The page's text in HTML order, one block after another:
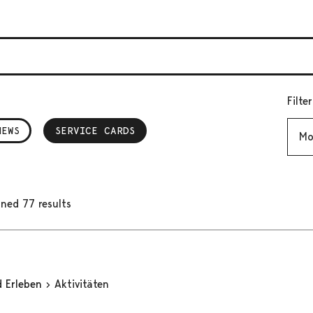
SERVICE CARDS
, SELECTED
77 results
Erleben Aktivitäten